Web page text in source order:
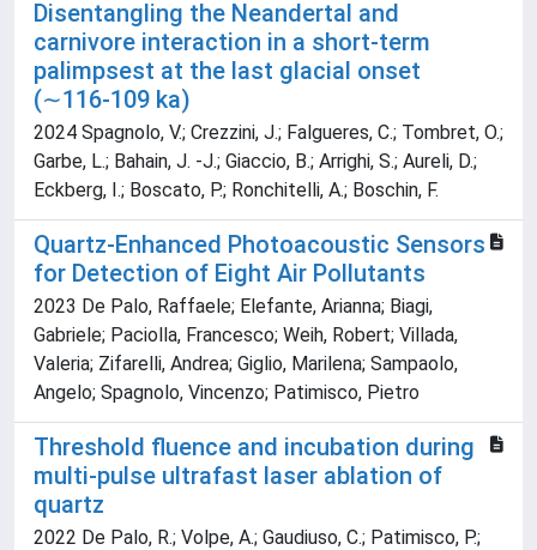
Disentangling the Neandertal and
carnivore interaction in a short-term
palimpsest at the last glacial onset
(∼116-109 ka)
2024 Spagnolo, V.; Crezzini, J.; Falgueres, C.; Tombret, O.;
Garbe, L.; Bahain, J. -J.; Giaccio, B.; Arrighi, S.; Aureli, D.;
Eckberg, I.; Boscato, P.; Ronchitelli, A.; Boschin, F.
Quartz‐Enhanced Photoacoustic Sensors
for Detection of Eight Air Pollutants
2023 De Palo, Raffaele; Elefante, Arianna; Biagi,
Gabriele; Paciolla, Francesco; Weih, Robert; Villada,
Valeria; Zifarelli, Andrea; Giglio, Marilena; Sampaolo,
Angelo; Spagnolo, Vincenzo; Patimisco, Pietro
Threshold fluence and incubation during
multi-pulse ultrafast laser ablation of
quartz
2022 De Palo, R.; Volpe, A.; Gaudiuso, C.; Patimisco, P.;